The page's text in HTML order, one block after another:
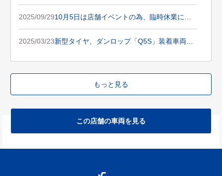
開始されました！
2025/09/2910月5日は店舗イベントの為、臨時休業にな
ります。
2025/03/23新型タイヤ、ダンロップ「Q5S」装着車両、
もっと見る
この店舗の車両を見る